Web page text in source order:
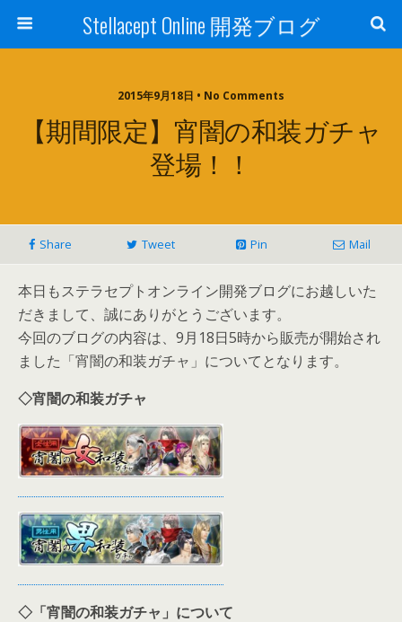
Stellacept Online 開発ブログ
2015年9月18日 • No Comments
【期間限定】宵闇の和装ガチャ
登場！！
Share Tweet Pin Mail
本日もステラセプトオンライン開発ブログにお越しいた
だきまして、誠にありがとうございます。
今回のブログの内容は、9月18日5時から販売が開始され
ました「宵闇の和装ガチャ」についてとなります。
◇宵闇の和装ガチャ
◇「宵闇の和装ガチャ」について